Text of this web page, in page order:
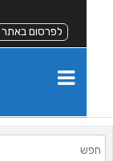
לפרסום באתר